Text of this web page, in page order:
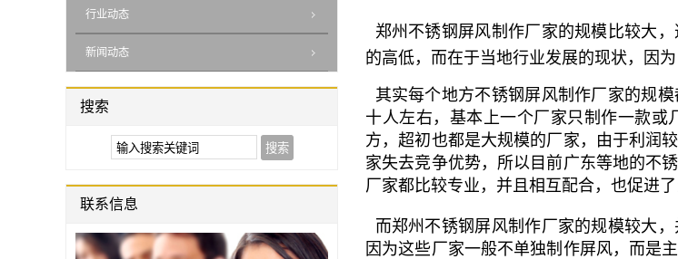
郑州不锈钢屏风制作厂家的规模比较大
的高低，而在于当地行业发展的现状，因
其实每个地方不锈钢屏风制作厂家的规
十人左右，基本上一个厂家只制作一款
方，超初也都是大规模的厂家，由于利润
家失去竞争优势，所以目前广东等地的不
厂家都比较专业，并且相互配合，也促进了
而郑州不锈钢屏风制作厂家的规模较大
因为这些厂家一般不单独制作屏风，而是
行业动态
新闻动态
搜索
联系信息